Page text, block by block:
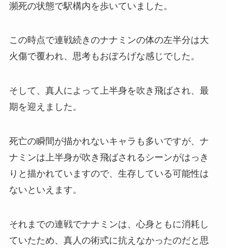
瀕死の状態で駅構内を歩いていました。
この時点で連戦続きのナナミンの体の左半分は大
火傷で覆われ、思考もおぼろげな感じでした。
そして、真人によって上半身を吹き飛ばされ、最
期を迎えました。
死亡の瞬間が描かれないキャラも多いですが、ナ
ナミンは上半身が吹き飛ばされるシーンがはっき
りと描かれていますので、生存している可能性は
ないといえます。
それまでの連戦でナナミンは、心身ともに消耗し
ていたため、真人の術式に抗えなかったのだと思